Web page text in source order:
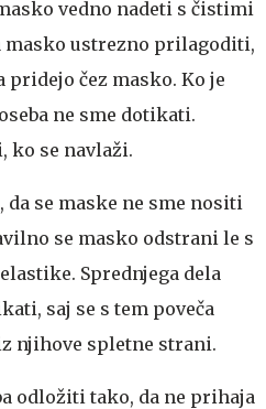
vedno nadeti s čistimi
masko ustrezno prilagoditi,
pridejo čez masko. Ko je
ne sme dotikati.
ko se navlaži.
da se maske ne sme nositi
se masko odstrani le s
Sprednjega dela
saj se s tem poveča
njihove spletne strani.
odložiti tako, da ne prihaja